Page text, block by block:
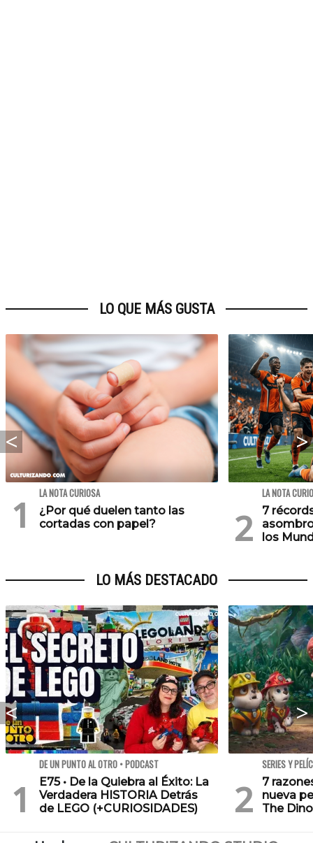
LO QUE MÁS GUSTA
LA NOTA CURIOSA
¿Por qué duelen tanto las
cortadas con papel?
LA NOTA
7
los
LO MÁS DESTACADO
DE UN PUNTO AL OTRO • PODCAST
E75 • De la Quiebra al Éxito: La
Verdadera HISTORIA Detrás
de LEGO (+CURIOSIDADES)
SERIES Y
7
nueva
The